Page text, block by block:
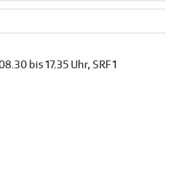
bis 17.35 Uhr, SRF 1